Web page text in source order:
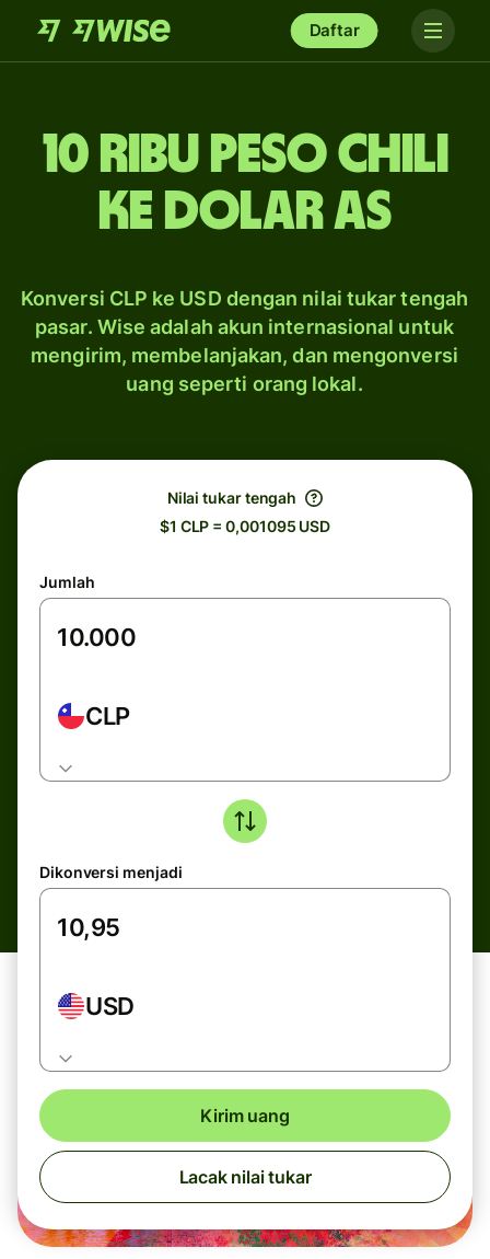
Daftar
10 ribu peso Chili
ke dolar AS
Konversi CLP ke USD dengan nilai tukar tengah
pasar. Wise adalah akun internasional untuk
mengirim, membelanjakan, dan mengonversi
uang seperti orang lokal.
Nilai tukar tengah
$1 CLP = 0,001095 USD
Jumlah
CLP
Dikonversi menjadi
USD
Kirim uang
Lacak nilai tukar